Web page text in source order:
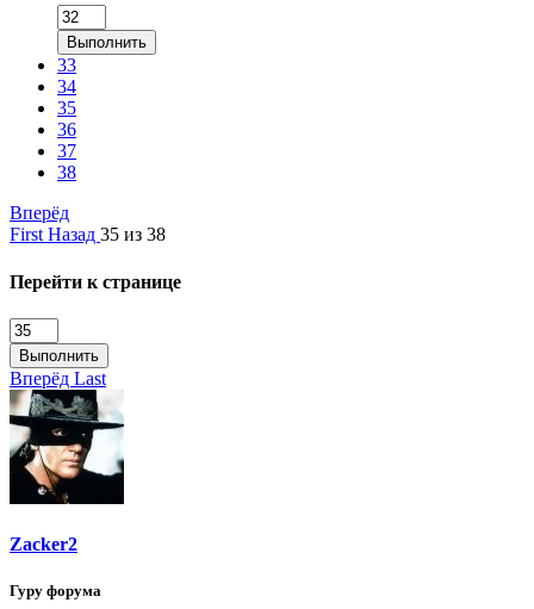
Выполнить
33
34
35
36
37
38
Вперёд
First Назад 35 из 38
Перейти к странице
Выполнить
Вперёд Last
Zacker2
Гуру форума